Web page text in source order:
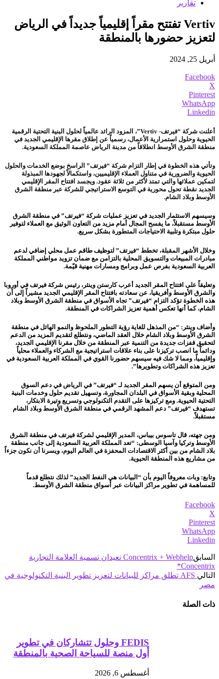
تقارير
Vertiv تفتتح مقراً إقليمياً جديداً في الرياض
لتعزيز حضورها بالمنطقة
أبريل 25, 2024
Facebook
X
Pinterest
WhatsApp
Linkedin
أعلنت شركة “فيرتف- Vertiv”، المزود الرائد عالمياً لحلول البنية التحتية الرقمية
الحيوية وحلول استمرارية الأعمال، رسمياً عن إطلاق مقرها الإقليمي الجديد في
منطقة الشرق الأوسط انطلاقاً من مدينة الرياض عاصمة المملكة السعودية.
وتأتي هذه الخطوة في إطار التزام شركة “فيرتف” الراسخ بوضع الخدمات والحلول
الحيوية والضرورية في متناول العملاء الإقليميين، واستكمالاً لجهودها المبذولة
لتمكين عملائها والتي تمتد لأكثر من ثلاثة عقود. ويجسد افتتاح المقر الإقليمي
الجديد نقطة تحول محورية في التوسع الاستراتيجي للشركة عبر منطقة الشرق
الأوسط وبلاد الشام.
وسيسهم الاستثمار الجديد في تعزيز عمليات شركة “فيرتف” في منطقة الشرق
الأوسط مستقبلاً، ما يفسح المجال أمام مزيد من التعاون الوثيق مع العملاء لتوفير
حلول مبتكرة وتلبية الاحتياجات المتطورة بشكل سريع.
وخلال الأشهر المقبلة، تخطط “فيرتف” لتوظيف طاقم عمل محلي إضافي لدعم
مبادرات المبيعات والتسويق المحلية بالتزامن مع ضمان تزويد مواطني المملكة
العربية السعودية بفرص عمل وبرامج ومسارات مهنية قيّمة.
وتعليقاً على افتتاح المقر الجديد أعرب كارستن وينثر، رئيس شركة فيرتف في أوروبا
والشرق الأوسط وأفريقيا، عن سعادته بافتتاح المقر الإقليمي الجديد مشيراً إلى أن
هذه الخطوة تؤكد التزام “فيرتف” تجاه الأسواق في منطقة الشرق الأوسط وبلاد
الشام، كما أنها تعكس أهمية تعزيز الشراكات في المنطقة.
وأضاف وينثر: “من المذهل للغاية رؤية التطور الملحوظ والنمو الهائل في منطقة
الشرق الأوسط وبلاد الشام خلال العقد الماضي، ونتطلع لتقديم المزيد من الدعم
لتحقيق قفزات جديدة من التنمية عبر المنطقة من خلال مقرنا الإقليمي الجديد،
ودائماً ما انصب تركيزنا على بناء علاقات استراتيجية مع الشركاء والعملاء محلياً
وإقليمياً، ومما لا شك فيه سيسهم حضورنا القوي في المملكة العربية السعودية في
تعزيز هذه الشراكات وتطويرها”.
ومن المتوقع أن يسهم المقر الجديد لـ “فيرتف” في الرياض في دعم السوق
المحلية وبقية الأسواق في البلدان المجاورة، وتسهيل تقديم حلول وخدمات البنية
التحتية الحيوية. ومع تركيزها على التقدم التكنولوجي وتسريع وتيرة الابتكار،
تستهدف “فيرتف” دعم المشهد الرقمي في منطقة الشرق الأوسط وبلاد الشام
مستقبلاً.
ومن جهته، قال تاسوس بيباس، المدير الإقليمي لشركة فيرتف في منطقة الشرق
الأوسط وتركيا وآسيا الوسطى: “تعد المملكة العربية السعودية إلى جانب منطقة
بلاد الشام من بين أكثر الاقتصادات المحفزة في العالم اليوم، ويسرنا أن نكون جزءاً
من مشاريع هذه المنطقة الحيوية.
وتابع: وبات معروفاً اليوم بأن “البيانات هي النفط الجديد” لذلك نتطلع قدماً
للمساهمة في تطوير مراكز البيانات عبر أسواق منطقة الشرق الأوسط.
Facebook
X
Pinterest
WhatsApp
Linkedin
السابق
Concentrix + Webhelp تعيدان تسمية العلامة التجارية
Concentrix*
التالي
AFS تطلق مراكز للبيانات لتعزيز تطوير البنية التكنولوجية في
مصر
ذات الصلة
FEDIS وحلول تتشاركان في تطوير
أول منصة للسياحة الصحية بالمنطقة
أغسطس 6, 2026